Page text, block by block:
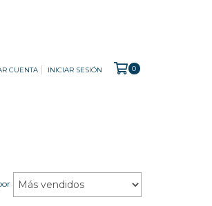
CUENTA INICIAR SESIÓN 0